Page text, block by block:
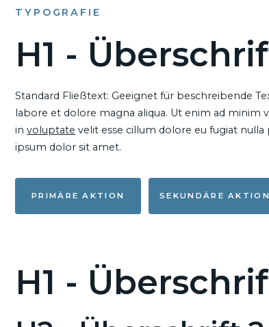
TYPOGRAFIE
H1 -
Standard Fließtext: Geeignet für beschreibende
labore et dolore magna aliqua. Ut enim ad minim
in voluptate velit esse cillum dolore eu fugiat
ipsum dolor sit amet.
PRIMÄRE AKTION SEKUNDÄRE AKTION
H1 -